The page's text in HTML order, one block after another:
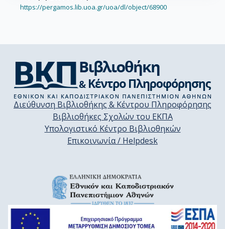
https://pergamos.lib.uoa.gr/uoa/dl/object/68900
Διεύθυνση Βιβλιοθήκης & Κέντρου Πληροφόρησης
Βιβλιοθήκες Σχολών του ΕΚΠΑ
Υπολογιστικό Κέντρο Βιβλιοθηκών
Επικοινωνία / Helpdesk